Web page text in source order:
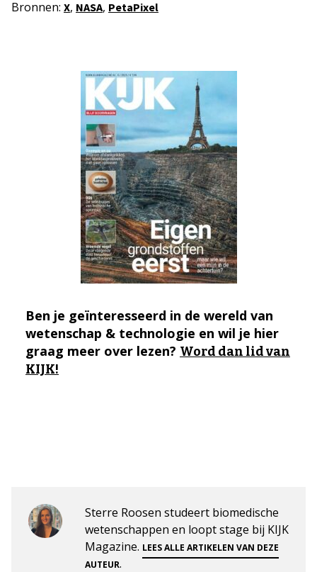
Bronnen: X, NASA, PetaPixel
Ben je geïnteresseerd in de wereld van
wetenschap & technologie en wil je hier
graag meer over lezen? Word dan lid van
KIJK!
Sterre Roosen studeert biomedische
wetenschappen en loopt stage bij KIJK
Magazine. LEES ALLE ARTIKELEN VAN DEZE
AUTEUR.